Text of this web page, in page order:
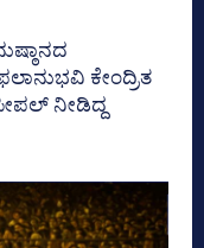
ಕೇಂದ್ರಿತ
ನೀಡಿದ್ದ